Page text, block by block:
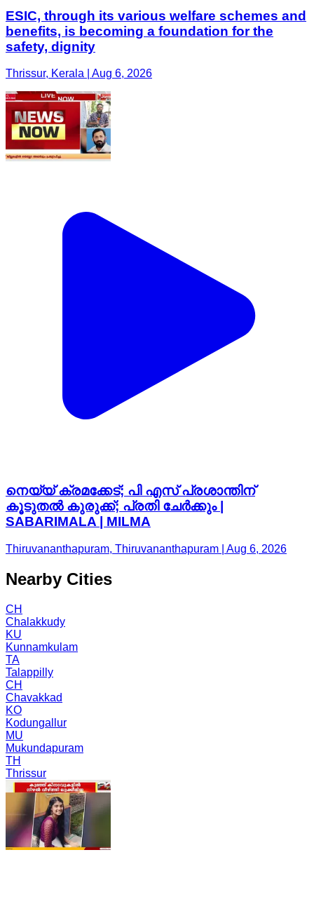
ESIC, through its various welfare schemes and
benefits, is becoming a foundation for the
safety, dignity
Thrissur, Kerala | Aug 6, 2026
നെയ്യ് ക്രമക്കേട്; പി എസ് പ്രശാന്തിന്
കൂടുതൽ കുരുക്ക്; പ്രതി ചേർക്കും |
SABARIMALA | MILMA
Thiruvananthapuram, Thiruvananthapuram | Aug 6, 2026
Nearby Cities
CH
Chalakkudy
KU
Kunnamkulam
TA
Talappilly
CH
Chavakkad
KO
Kodungallur
MU
Mukundapuram
TH
Thrissur